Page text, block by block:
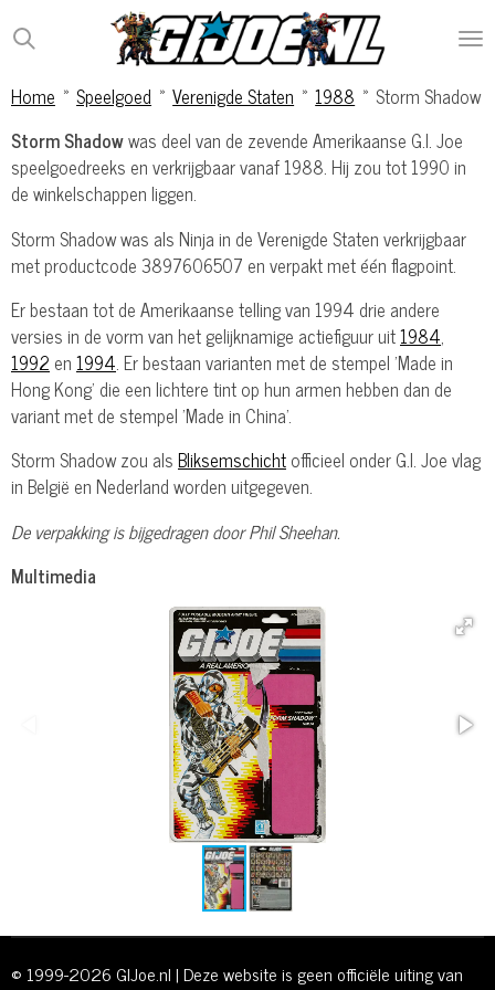
Ga
direct
de
hoofdinhoud
Home » Speelgoed » Verenigde Staten » 1988 » Storm Shadow
Storm Shadowwas deel van de zevende Amerikaanse G.I. Joe
speelgoedreeks en verkrijgbaar vanaf 1988. Hij zou tot 1990 in
de winkelschappen liggen.
Storm Shadow was als Ninja in de Verenigde Staten verkrijgbaar
met productcode 3897606507 en verpakt met één flagpoint.
Er bestaan tot de Amerikaanse telling van 1994 drie andere
versies in de vorm van het gelijknamige actiefiguur uit1984,
1992 en1994. Er bestaan varianten met de stempel 'Made in
Hong Kong' die een lichtere tint op hun armen hebben dan de
variant met de stempel 'Made in China'.
Storm Shadow zou alsBliksemschichtofficieel onder G.I. Joe vlag
in België en Nederland worden uitgegeven.
De verpakking is bijgedragen door Phil Sheehan.
Multimedia
© 1999-2026 GIJoe.nl | Deze website is geen officiële uiting van